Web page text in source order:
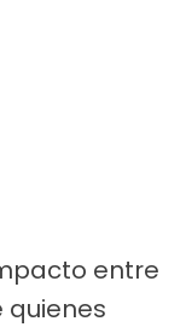
entre
quienes